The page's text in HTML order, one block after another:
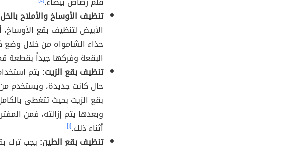
تنظيف الأوساخ والأملاح
الأبيض لتنظيف بقع
حذاء الشامواه من خلال وضع
البقعة وفركها جيداً بقطعة
تنظيف بقع الزيت: يتم
حال كانت جديدة، ويستخدم
بقع الزيت بحيث تتغطى
وبعدها يتم إزالته، فمن
أثناء ذلك.[١]
تنظيف بقع الطين: يجب ترك